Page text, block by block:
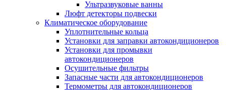
Ультразвуковые ванны
Люфт детекторы подвески
Климатическое оборудование
Уплотнительные кольца
Установки для заправки автокондиционеров
Установки для промывки
автокондиционеров
Осушительные фильтры
Запасные части для автокондиционеров
Термометры для автокондиционеров